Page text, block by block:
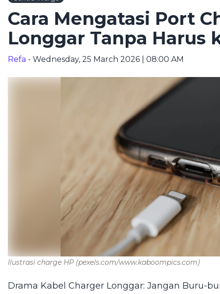
Cara Mengatasi Port
Longgar Tanpa Harus
Refa - Wednesday, 25 March 2026 | 08:00 AM
Ilustrasi charge HP (pexels.com/www.kaboompics.com)
Drama Kabel Charger Longgar: Jangan Buru-